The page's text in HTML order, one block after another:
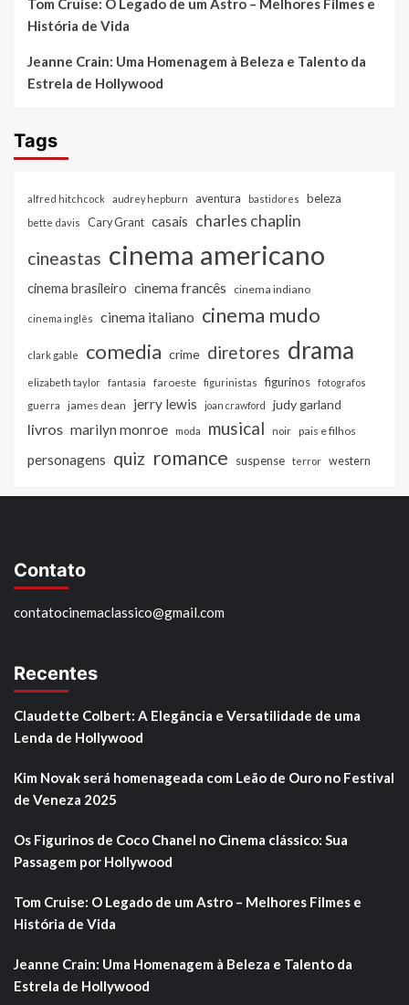
Tom Cruise: O Legado de um Astro – Melhores Filmes e
História de Vida
Jeanne Crain: Uma Homenagem à Beleza e Talento da
Estrela de Hollywood
Tags
alfred hitchcock audrey hepburn aventura bastidores beleza
bette davis Cary Grant casais charles chaplin
cineastas cinema americano
cinema brasileiro cinema francês cinema indiano
cinema inglês cinema italiano cinema mudo
clark gable comedia crime diretores drama
elizabeth taylor fantasia faroeste figurinistas figurinos
fotografos
guerra
james dean jerry lewis joan crawford judy garland
livros marilyn monroe moda musical noir pais e filhos
personagens quiz romance suspense terror western
Contato
contatocinemaclassico@gmail.com
Recentes
Claudette Colbert: A Elegância e Versatilidade de uma
Lenda de Hollywood
Kim Novak será homenageada com Leão de Ouro no Festival
de Veneza 2025
Os Figurinos de Coco Chanel no Cinema clássico: Sua
Passagem por Hollywood
Tom Cruise: O Legado de um Astro – Melhores Filmes e
História de Vida
Jeanne Crain: Uma Homenagem à Beleza e Talento da
Estrela de Hollywood